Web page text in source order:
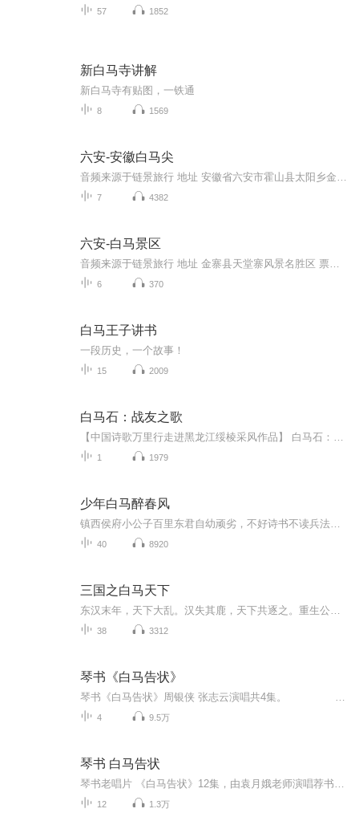
57 1852
新白马寺讲解
新白马寺有贴图，一铁通
8 1569
六安-安徽白马尖
7 4382
六安-白马景区
6 370
白马王子讲书
一段历史，一个故事！
15 2009
白马石：战友之歌
1 1979
少年白马醉春风
40 8920
三国之白马天下
38 3312
琴书《白马告状》
4 9.5万
琴书 白马告状
12 1.3万